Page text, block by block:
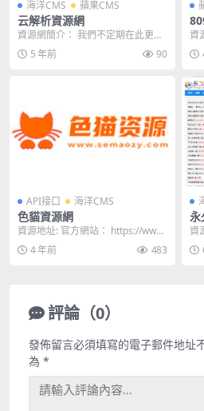
海洋CMS 蘋果CMS
云解析資源網
資源網簡介： 我們不定期在此更新
CMS采集應用資源的使用教程，只
為給您更好的服務...
5 年前 90
資
網
資
API接口 海洋CMS
色貓資源網
資源地址: 官方網站： https://www.
semaozy5.com/ 採集...
4 年前 483
永
資
天
源
評論（0）
發佈留言必須填寫的電子郵件地址
為 *